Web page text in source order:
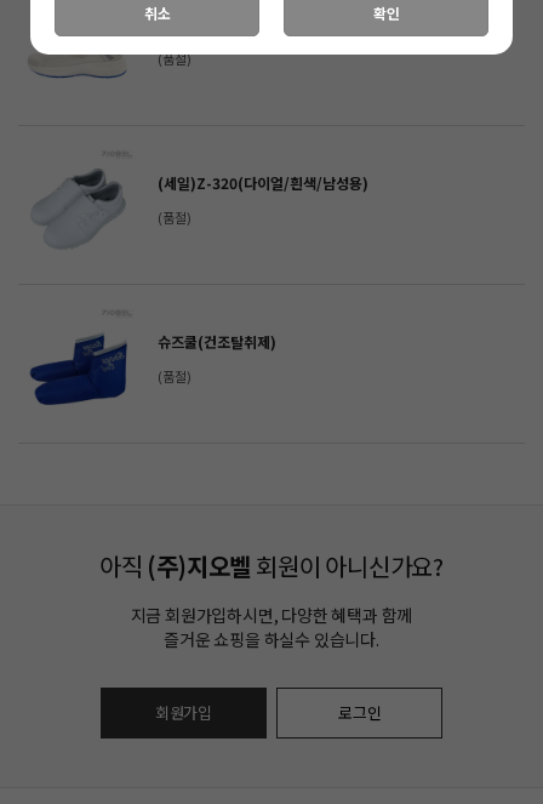
(세일)엘라이트_매쉬
(품절)
(세일)Z-320(다이얼/흰색/남성용)
(품절)
슈즈쿨(건조탈취제)
(품절)
아직 (주)지오벨 회원이 아니신가요?
지금 회원가입하시면, 다양한 혜택과 함께
즐거운 쇼핑을 하실수 있습니다.
회원가입 로그인
취소 확인